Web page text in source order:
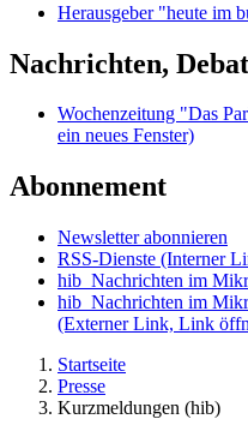
Herausgeber "heute im
Nachrichten,
Wochenzeitung "Das
ein neues Fenster)
Abonnement
Newsletter abonnieren
RSS-Dienste (Interner
hib_Nachrichten im
hib_Nachrichten im
(Externer Link, Link
Startseite
Presse
Kurzmeldungen (hib)